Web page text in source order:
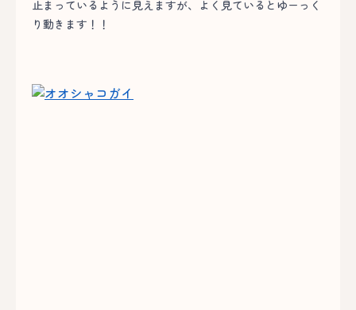
止まっているように見えますが、よく見ているとゆーっく
り動きます！！